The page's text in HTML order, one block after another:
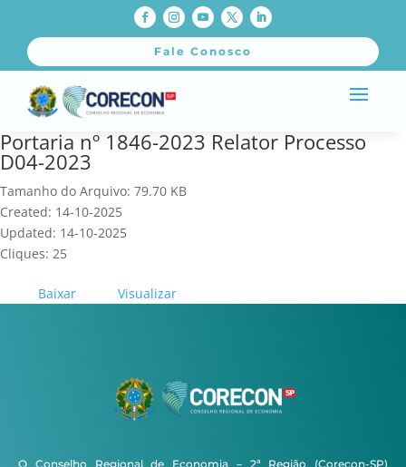
Fale Conosco
Portaria nº 1846-2023 Relator Processo
D04-2023
Tamanho do Arquivo: 79.70 KB
Created: 14-10-2025
Updated: 14-10-2025
Cliques: 25
Baixar Visualizar
O Conselho Regional de Economia – 2ª Região (Corecon-SP)